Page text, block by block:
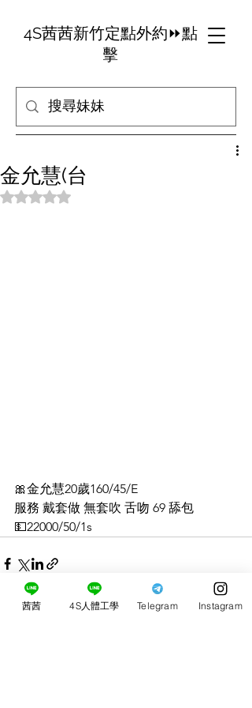
4S茜茜新竹定點外約⏩點
擊
金允慧(台
評等為 NaN（最高為 5 顆星）。
🎀金允慧20歲160/45/E
服務 戴套做 無套吹 舌吻 69 舔包
💵22000/50/1s
茜茜 4S人體工學 Telegram Instagram